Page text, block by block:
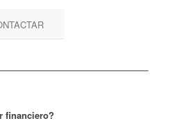
financiero?